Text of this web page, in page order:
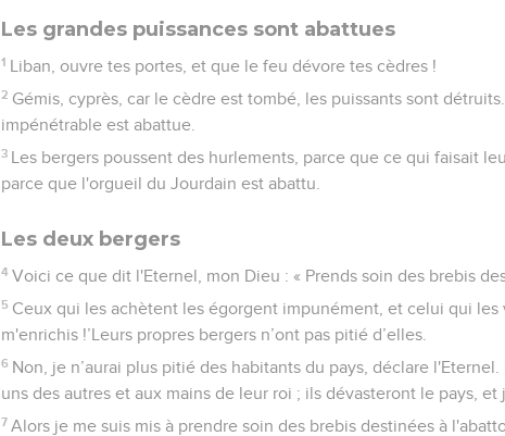
Les grandes puissances sont abattues
1 Liban, ouvre tes portes, et que le feu dévore tes cèdres !
2 Gémis, cyprès, car le cèdre est tombé, les puissants sont
impénétrable est abattue.
3 Les bergers poussent des hurlements, parce que ce qui faisait
parce que l'orgueil du Jourdain est abattu.
Les deux bergers
4 Voici ce que dit l'Eternel, mon Dieu : « Prends soin des brebis
5 Ceux qui les achètent les égorgent impunément, et celui qui les
m'enrichis !’Leurs propres bergers n’ont pas pitié d’elles.
6 Non, je n’aurai plus pitié des habitants du pays, déclare
uns des autres et aux mains de leur roi ; ils dévasteront le pays,
7 Alors je me suis mis à prendre soin des brebis destinées à